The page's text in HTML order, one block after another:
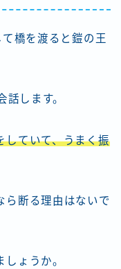
橋を渡ると鎧の王
します。
していて、うまく振
ら断る理由はないで
ょうか。